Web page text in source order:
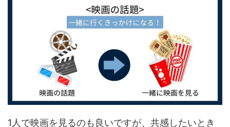
1人で映画を見るのも良いですが、共感したいとき